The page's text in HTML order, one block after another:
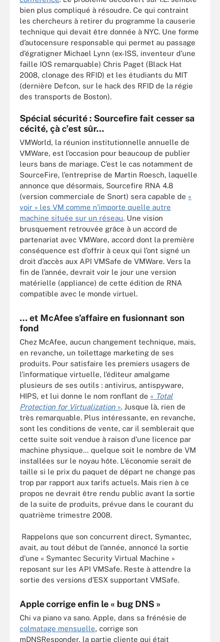
bien plus compliqué à résoudre. Ce qui contraint
les chercheurs à retirer du programme la causerie
technique qui devait être donnée à NYC. Une forme
d’autocensure responsable qui permet au passage
d’égratigner Michael Lynn (ex-ISS, inventeur d’une
faille IOS remarquable) Chris Paget (Black Hat
2008, clonage des RFID) et les étudiants du MIT
(dernière Defcon, sur le hack des RFID de la régie
des transports de Boston).
Spécial sécurité : Sourcefire fait cesser sa
cécité, çà c’est sûr…
VMWorld, la réunion institutionnelle annuelle de
VMWare, est l’occasion pour beaucoup de publier
leurs bans de mariage. C’est le cas notamment de
SourceFire, l’entreprise de Martin Roesch, laquelle
annonce que désormais, Sourcefire RNA 4.8
(version commerciale de Snort) sera capable de «
voir » les VM comme n’importe quelle autre
machine située sur un réseau. Une vision
brusquement retrouvée grâce à un accord de
partenariat avec VMWare, accord dont la première
conséquence est d’offrir à ceux qui l’ont signé un
droit d’accès aux API VMSafe de VMWare. Vers la
fin de l’année, devrait voir le jour une version
matérielle (appliance) de cette édition de RNA
compatible avec le monde virtuel.
… et McAfee s’affaire en fusionnant son
fond
Chez McAfee, aucun changement technique, mais,
en revanche, un toilettage marketing de ses
produits. Pour satisfaire les premiers usagers de
l’informatique virtuelle, l’éditeur amalgame
plusieurs de ses outils : antivirus, antispyware,
HIPS, et lui donne le nom ronflant de « Total
Protection for Virtualization ». Jusque là, rien de
très remarquable. Plus intéressante, en revanche,
sont les conditions de vente, car il semblerait que
cette suite soit vendue à raison d’une licence par
machine physique… quelque soit le nombre de VM
installées sur le noyau hôte. L’économie serait de
taille si le prix du paquet de départ ne change pas
trop par rapport aux tarifs actuels. Mais rien à ce
propos ne devrait être rendu public avant la sortie
de la suite de produits, prévue dans le courant du
quatrième trimestre 2008.
Rappelons que son concurrent direct, Symantec,
avait, au tout début de l’année, annoncé la sortie
d’une « Symantec Security Virtual Machine »
reposant sur les API VMSafe. Reste à attendre la
sortie des versions d’ESX supportant VMSafe.
Apple corrige enfin le « bug DNS »
Chi va piano va sano. Apple, dans sa frénésie de
colmatage mensuelle, corrige son
mDNSResponder, la partie cliente qui était